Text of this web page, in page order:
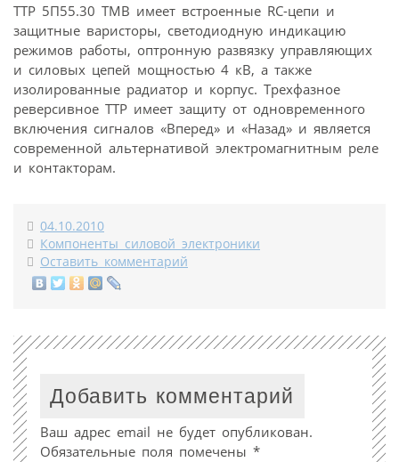
ТТР 5П55.30 ТМВ имеет встроенные RC-цепи и
защитные варисторы, светодиодную индикацию
режимов работы, оптронную развязку управляющих
и силовых цепей мощностью 4 кВ, а также
изолированные радиатор и корпус. Трехфазное
реверсивное ТТР имеет защиту от одновременного
включения сигналов «Вперед» и «Назад» и является
современной альтернативой электромагнитным реле
и контакторам.
04.10.2010
Компоненты силовой электроники
Оставить комментарий
Добавить комментарий
Ваш адрес email не будет опубликован.
Обязательные поля помечены *